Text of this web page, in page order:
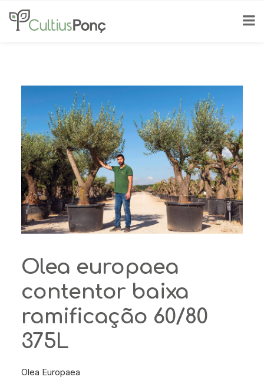
Olea europaea
contentor baixa
ramificação 60/80
375L
Olea Europaea